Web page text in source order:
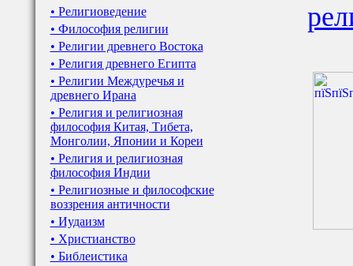
• Религиоведение
• Философия религии
• Религии древнего Востока
• Религия древнего Египта
• Религии Междуречья и
древнего Ирана
• Религия и религиозная
философия Китая, Тибета,
Монголии, Японии и Кореи
• Религия и религиозная
философия Индии
• Религиозные и философские
воззрения античности
• Иудаизм
• Христианство
• Библеистика